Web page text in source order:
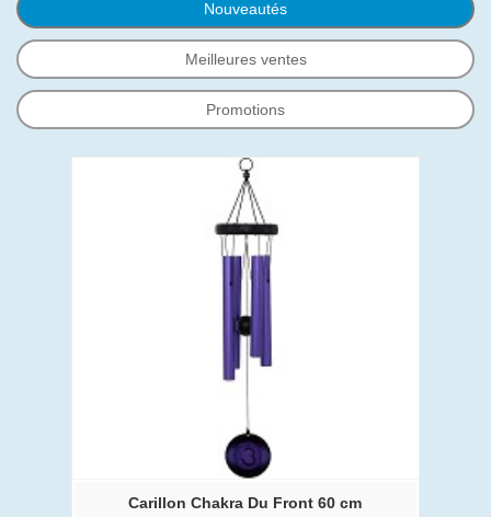
Nouveautés
Meilleures ventes
Promotions
Carillon Chakra Du Front 60 cm